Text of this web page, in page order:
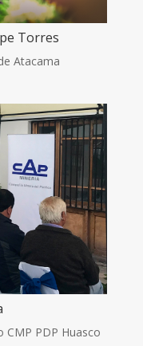
Torres
Atacama
CMP PDP Huasco